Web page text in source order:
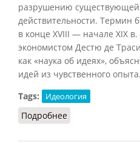
разрушению существующей
действительности. Термин
в конце XVIII — начале XIX
экономистом Дестю де
как «наука об идеях»,
идей из чувственного опыта.
Tags:
Идеология
Подробнее